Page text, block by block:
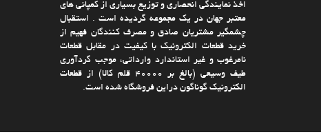
اخذ نمایندگی انحصاری و توزیع بسیاری از كمپانی های
معتبر جهان در یك مجموعه گردیده است . استقبال
چشمگیر مشتریان صادق و مصرف كنندگان فهیم از
خرید قطعات الکترونیک با كیفیت در مقابل قطعات
نامرغوب و غیر استاندارد وارداتی، موجب گردآوری
طیف وسیعی (بالغ بر 40000 قلم كالا)‌ از قطعات
الکترونیک گوناگون دراین فروشگاه شده است.